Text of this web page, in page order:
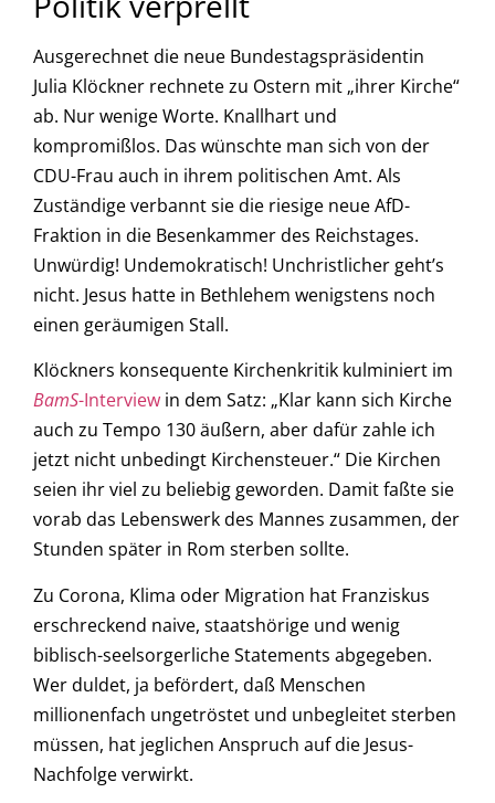
Ausgerechnet die neue Bundestagspräsidentin
Julia Klöckner rechnete zu Ostern mit „ihrer Kirche“
ab. Nur wenige Worte. Knallhart und
kompromißlos. Das wünschte man sich von der
CDU-Frau auch in ihrem politischen Amt. Als
Zuständige verbannt sie die riesige neue AfD-
Fraktion in die Besenkammer des Reichstages.
Unwürdig! Undemokratisch! Unchristlicher geht’s
nicht. Jesus hatte in Bethlehem wenigstens noch
einen geräumigen Stall.
Klöckners konsequente Kirchenkritik kulminiert im
BamS-Interview in dem Satz: „Klar kann sich Kirche
auch zu Tempo 130 äußern, aber dafür zahle ich
jetzt nicht unbedingt Kirchensteuer.“ Die Kirchen
seien ihr viel zu beliebig geworden. Damit faßte sie
vorab das Lebenswerk des Mannes zusammen, der
Stunden später in Rom sterben sollte.
Zu Corona, Klima oder Migration hat Franziskus
erschreckend naive, staatshörige und wenig
biblisch-seelsorgerliche Statements abgegeben.
Wer duldet, ja befördert, daß Menschen
millionenfach ungetröstet und unbegleitet sterben
müssen, hat jeglichen Anspruch auf die Jesus-
Nachfolge verwirkt.